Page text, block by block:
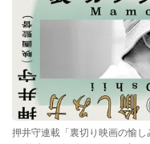
押井守連載「裏切り映画の愉し